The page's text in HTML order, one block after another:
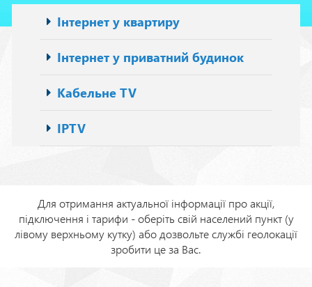
Основна
навіґація
Інтернет у квартиру
Інтернет у приватний будинок
Кабельне TV
IPTV
Для отримання актуальної інформації про акції,
підключення і тарифи - оберіть свій населений пункт (у
лівому верхньому кутку) або дозвольте службі геолокації
зробити це за Вас.